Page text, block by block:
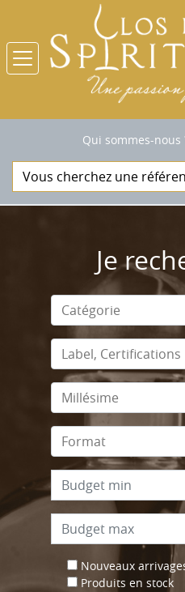
Qui sommes-nous
Je
Nouveaux
Produits en stock